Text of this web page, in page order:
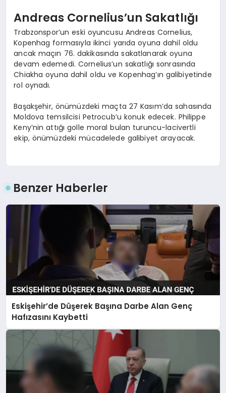
Andreas Cornelius’un Sakatlığı
Trabzonspor’un eski oyuncusu Andreas Cornelius,
Kopenhag formasıyla ikinci yarıda oyuna dahil oldu
ancak maçın 76. dakikasında sakatlanarak oyuna
devam edemedi. Cornelius’un sakatlığı sonrasında
Chiakha oyuna dahil oldu ve Kopenhag’ın galibiyetinde
rol oynadı.
Başakşehir, önümüzdeki maçta 27 Kasım’da sahasında
Moldova temsilcisi Petrocub’u konuk edecek. Philippe
Keny’nin attığı golle moral bulan turuncu-lacivertli
ekip, önümüzdeki mücadelede galibiyet arayacak.
Benzer Haberler
Eskişehir’de Düşerek Başına Darbe Alan Genç
Hafızasını Kaybetti